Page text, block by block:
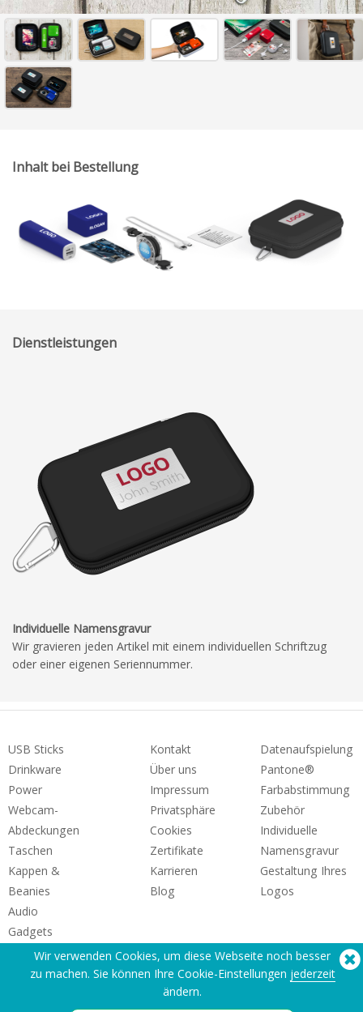
Inhalt bei Bestellung
Dienstleistungen
Individuelle Namensgravur
Wir gravieren jeden Artikel mit einem individuellen Schriftzug
oder einer eigenen Seriennummer.
USB Sticks
Drinkware
Power
Webcam-
Abdeckungen
Taschen
Kappen &
Beanies
Audio
Gadgets
Kontakt
Über uns
Impressum
Privatsphäre
Cookies
Zertifikate
Karrieren
Blog
Datenaufspielung
Pantone®
Farbabstimmung
Zubehör
Individuelle
Namensgravur
Gestaltung Ihres
Logos
Wir verwenden Cookies, um diese Webseite noch besser
zu machen. Sie können Ihre Cookie-Einstellungen jederzeit
ändern.